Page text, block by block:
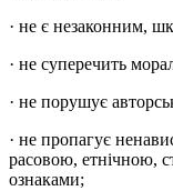
· не є незаконним,
· не суперечить
· не порушує
· не пропагує
расовою, етнічною,
ознаками;